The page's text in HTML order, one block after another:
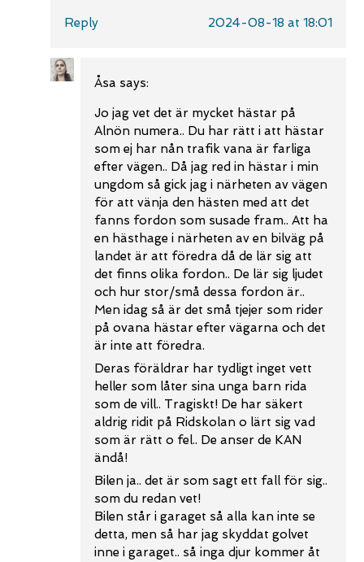
Reply 2024-08-18 at 18:01
Åsa says:
Jo jag vet det är mycket hästar på
Alnön numera.. Du har rätt i att hästar
som ej har nån trafik vana är farliga
efter vägen.. Då jag red in hästar i min
ungdom så gick jag i närheten av vägen
för att vänja den hästen med att det
fanns fordon som susade fram.. Att ha
en hästhage i närheten av en bilväg på
landet är att föredra då de lär sig att
det finns olika fordon.. De lär sig ljudet
och hur stor/små dessa fordon är..
Men idag så är det små tjejer som rider
på ovana hästar efter vägarna och det
är inte att föredra.
Deras föräldrar har tydligt inget vett
heller som låter sina unga barn rida
som de vill.. Tragiskt! De har säkert
aldrig ridit på Ridskolan o lärt sig vad
som är rätt o fel.. De anser de KAN
ändå!
Bilen ja.. det är som sagt ett fall för sig..
som du redan vet!
Bilen står i garaget så alla kan inte se
detta, men så har jag skyddat golvet
inne i garaget.. så inga djur kommer åt